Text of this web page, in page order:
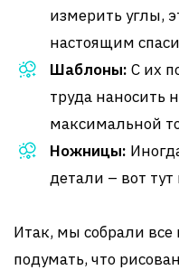
измерить углы,
настоящим
Шаблоны: С их
труда наносить
максимальной
Ножницы:
детали – вот
Итак, мы собрали
подумать, что